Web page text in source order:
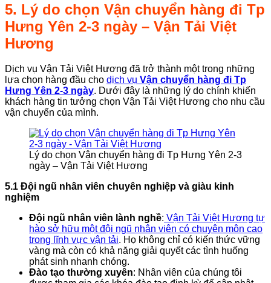
5. Lý do chọn Vận chuyển hàng đi Tp
Hưng Yên 2-3 ngày – Vận Tải Việt
Hương
Dịch vụ Vận Tải Việt Hương đã trở thành một trong những
lựa chọn hàng đầu cho dịch vụ Vận chuyển hàng đi Tp
Hưng Yên 2-3 ngày. Dưới đây là những lý do chính khiến
khách hàng tin tưởng chọn Vận Tải Việt Hương cho nhu cầu
vận chuyển của mình.
Lý do chọn Vận chuyển hàng đi Tp Hưng Yên 2-3
ngày – Vận Tải Việt Hương
5.1 Đội ngũ nhân viên chuyên nghiệp và giàu kinh
nghiệm
Đội ngũ nhân viên lành nghề: Vận Tải Việt Hương tự
hào sở hữu một đội ngũ nhân viên có chuyên môn cao
trong lĩnh vực vận tải. Họ không chỉ có kiến thức vững
vàng mà còn có khả năng giải quyết các tình huống
phát sinh nhanh chóng.
Đào tạo thường xuyên: Nhân viên của chúng tôi